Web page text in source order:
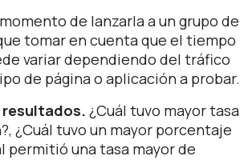
de lanzarla a un grupo de
tomar en cuenta que el tiempo
variar dependiendo del tráfico
de página o aplicación a probar.
resultados. ¿Cuál tuvo mayor tasa
¿Cuál tuvo un mayor porcentaje
permitió una tasa mayor de